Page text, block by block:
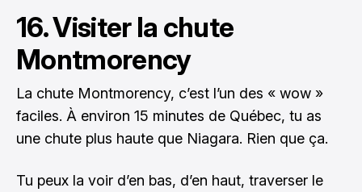
16. Visiter la chute
Montmorency
La chute Montmorency, c’est l’un des « wow »
faciles. À environ 15 minutes de Québec, tu as
une chute plus haute que Niagara. Rien que ça.
Tu peux la voir d’en bas, d’en haut, traverser le